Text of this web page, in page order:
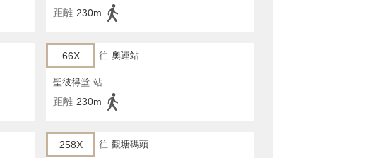
距離 230m
66X 往 奧運站
聖彼得堂 站
距離 230m
258X 往 觀塘碼頭